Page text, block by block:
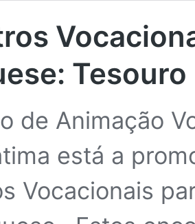
de Animação
está a
Vocacionais